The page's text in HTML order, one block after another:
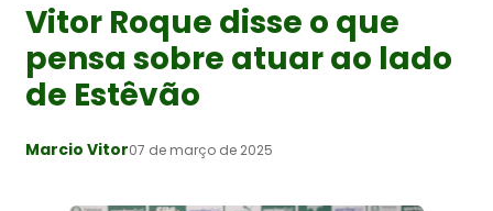
Vitor Roque disse o que
pensa sobre atuar ao lado
de Estêvão
Marcio Vitor07 de março de 2025